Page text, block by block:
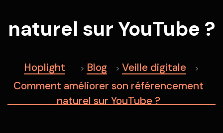
naturel sur YouTube ?
Hoplight > Blog > Veille digitale >
Comment améliorer son référencement
naturel sur YouTube ?